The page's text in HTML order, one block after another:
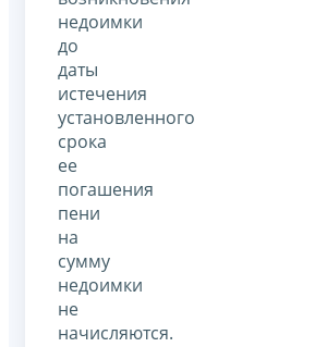
недоимки
до
даты
истечения
установленного
срока
ее
погашения
пени
на
сумму
недоимки
не
начисляются.